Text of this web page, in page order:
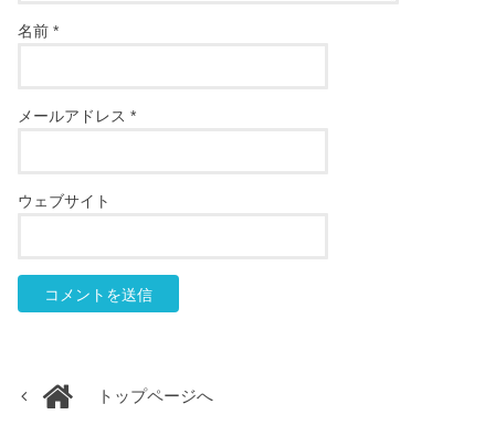
名前*
メールアドレス*
ウェブサイト
トップページへ